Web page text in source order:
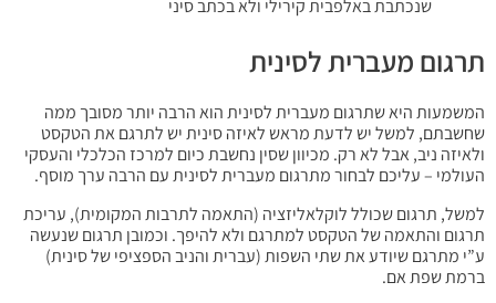
שנכתבת באלפבית קירילי ולא בכתב סיני
תרגום מעברית לסינית
המשמעות היא שתרגום מעברית לסינית הוא הרבה יותר מסובך ממה
שחשבתם, למשל יש לדעת מראש לאיזה סינית יש לתרגם את הטקסט
ולאיזה ניב, אבל לא רק. מכיוון שסין נחשבת כיום למרכז הכלכלי והעסקי
העולמי – עליכם לבחור מתרגום מעברית לסינית עם הרבה ערך מוסף.
למשל, תרגום שכולל לוקלאליזציה (התאמה לתרבות המקומית), עריכת
תרגום והתאמה של הטקסט למתרגם ולא להיפך. וכמובן תרגום שנעשה
ע”י מתרגם שיודע את שתי השפות (עברית והניב הספציפי של סינית)
ברמת שפת אם.